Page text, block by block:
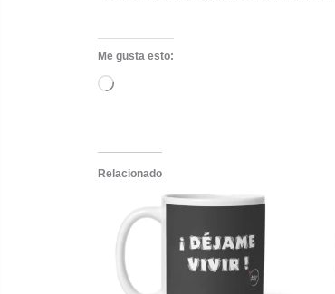
Me gusta esto:
Cargando...
Relacionado